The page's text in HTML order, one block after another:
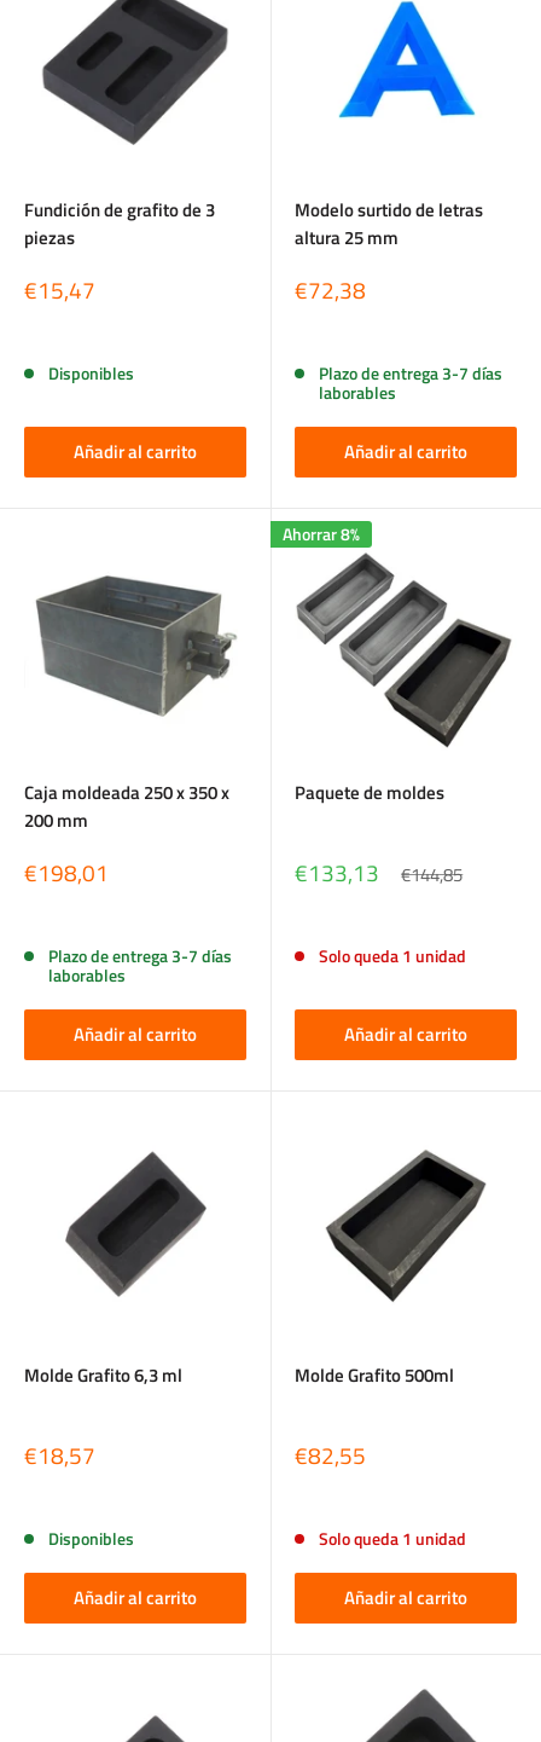
Fundición de grafito de 3
piezas
Precio
de
€15,47
Disponibles
Añadir al carrito
Modelo surtido de letras
altura 25 mm
Precio
de
€72,38
Plazo de entrega 3-7 días
laborables
Añadir al carrito
Caja moldeada 250 x 350 x
200 mm
Precio
de
€198,01
Plazo de entrega 3-7 días
laborables
Añadir al carrito
Ahorrar 8%
Paquete de moldes
Precio
de
€133,13 Precio
habitual
€144,85
Solo queda 1 unidad
Añadir al carrito
Molde Grafito 6,3 ml
Precio
de
€18,57
Disponibles
Añadir al carrito
Molde Grafito 500ml
Precio
de
€82,55
Solo queda 1 unidad
Añadir al carrito